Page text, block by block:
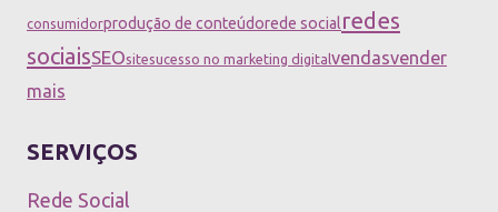
consumidorprodução de conteúdorede socialredes
sociaisSEOsitesucesso no marketing digitalvendasvender
mais
SERVIÇOS
Rede Social